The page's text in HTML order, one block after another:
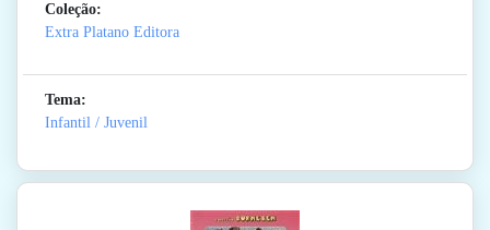
Coleção:
Extra Platano Editora
Tema:
Infantil / Juvenil